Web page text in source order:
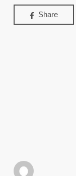
Share